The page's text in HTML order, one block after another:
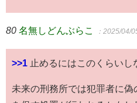
80 名無しどんぶらこ ：2025/04/
>>1 止めるにはこのくらいし
未来の刑務所では犯罪者に